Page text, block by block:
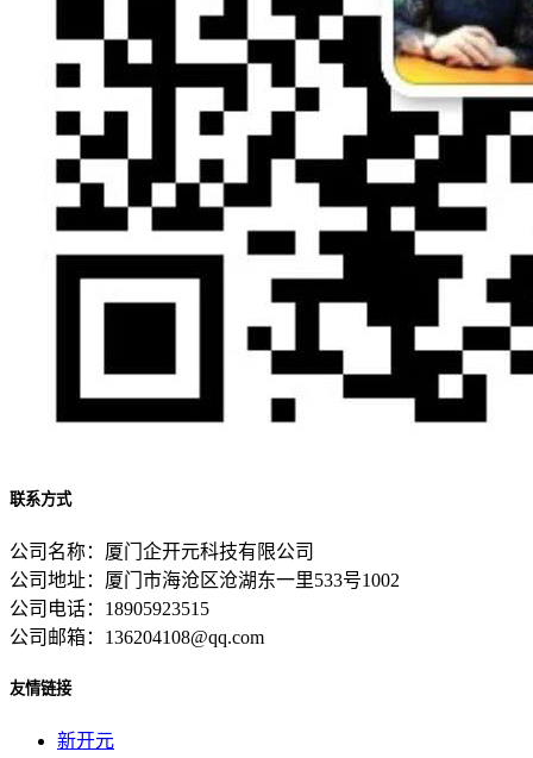
联系方式
公司名称：厦门企开元科技有限公司
公司地址：厦门市海沧区沧湖东一里533号1002
公司电话：18905923515
公司邮箱：136204108@qq.com
友情链接
新开元